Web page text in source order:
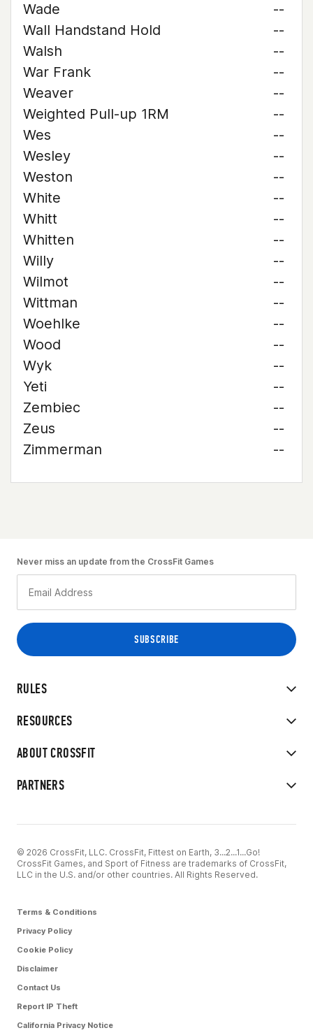
Wade
--
Wall Handstand Hold
--
Walsh
--
War Frank
--
Weaver
--
Weighted Pull-up 1RM
--
Wes
--
Wesley
--
Weston
--
White
--
Whitt
--
Whitten
--
Willy
--
Wilmot
--
Wittman
--
Woehlke
--
Wood
--
Wyk
--
Yeti
--
Zembiec
--
Zeus
--
Zimmerman
--
RULES
RESOURCES
ABOUT CROSSFIT
PARTNERS
Never miss an update from the CrossFit Games
© 2026 CrossFit, LLC. CrossFit, Fittest on Earth, 3...2...1...Go!
CrossFit Games, and Sport of Fitness are trademarks of CrossFit,
LLC in the U.S. and/or other countries. All Rights Reserved.
Terms & Conditions
Privacy Policy
Cookie Policy
Disclaimer
Contact Us
Report IP Theft
California Privacy Notice